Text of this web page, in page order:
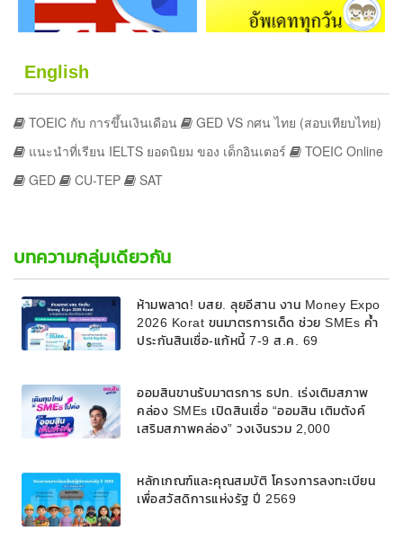
English
TOEIC กับ การขึ้นเงินเดือน
GED VS กศน ไทย (สอบเทียบไทย)
แนะนำที่เรียน IELTS ยอดนิยม ของ เด็กอินเตอร์
TOEIC Online
GED
CU-TEP SAT
บทความกลุ่มเดียวกัน
ห้ามพลาด! บสย. ลุยอีสาน งาน Money Expo
2026 Korat ขนมาตรการเด็ด ช่วย SMEs ค้ำ
ประกันสินเชื่อ-แก้หนี้ 7-9 ส.ค. 69
ออมสินขานรับมาตรการ ธปท. เร่งเติมสภาพ
คล่อง SMEs เปิดสินเชื่อ “ออมสิน เติมตังค์
เสริมสภาพคล่อง” วงเงินรวม 2,000
หลักเกณฑ์และคุณสมบัติ โครงการลงทะเบียน
เพื่อสวัสดิการแห่งรัฐ ปี 2569